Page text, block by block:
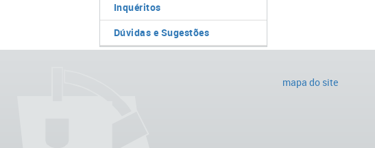
Inquéritos
Dúvidas e Sugestões
mapa do site